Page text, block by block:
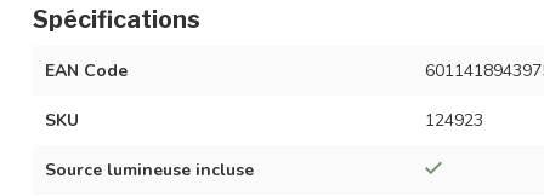
Spécifications
EAN Code
SKU 124923
Source lumineuse incluse